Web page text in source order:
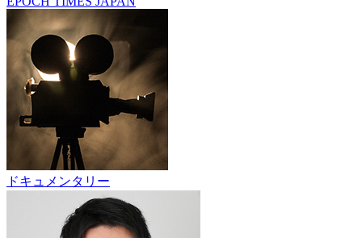
ドキュメンタリー